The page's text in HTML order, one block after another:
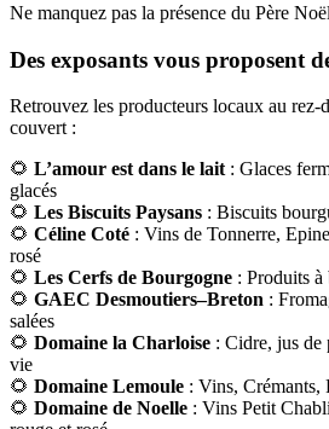
Ne manquez pas la présence du Père
Des exposants vous proposent
Retrouvez les producteurs locaux au rez-
couvert :
🌻 L’amour est dans le lait : Glaces
glacés
🌻 Les Biscuits Paysans : Biscuits
🌻 Céline Coté : Vins de Tonnerre,
rosé
🌻 Les Cerfs de Bourgogne : Produits à
🌻 GAEC Desmoutiers–Breton :
salées
🌻 Domaine la Charloise : Cidre, jus de
vie
🌻 Domaine Lemoule : Vins, Crémants,
🌻 Domaine de Noelle : Vins Petit